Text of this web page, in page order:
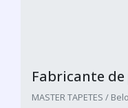
Fabricante
MASTER TAPETES /